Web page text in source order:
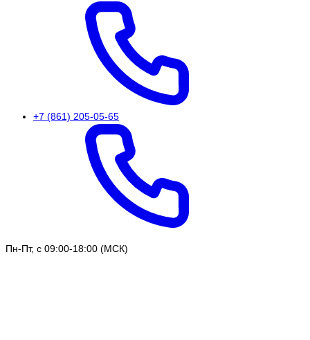
+7 (861) 205-05-65
Пн-Пт, с 09:00-18:00 (МСК)